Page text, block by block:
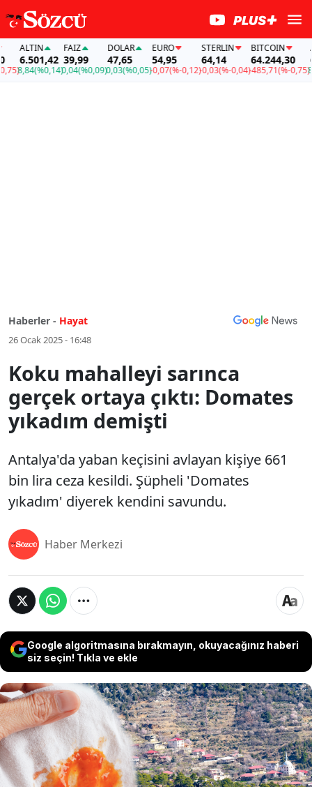
ALTIN
6.501,42
8,84(%0,14)
FAİZ
39,99
0,04(%0,09)
DOLAR
47,65
0,03(%0,05)
EURO
54,95
-0,07(%-0,12)
STERLIN
64,14
-0,03(%-0,04)
BITCOIN
64.244,30
-485,71(%-0,75)
Haberler - Hayat
26 Ocak 2025 - 16:48
Koku mahalleyi sarınca
gerçek ortaya çıktı: Domates
yıkadım demişti
Antalya'da yaban keçisini avlayan kişiye 661
bin lira ceza kesildi. Şüpheli 'Domates
yıkadım' diyerek kendini savundu.
Haber Merkezi
Google algoritmasına bırakmayın, okuyacağınız haberi
siz seçin! Tıkla ve ekle
Antalya'da yaban keçisini avlayan kişiye
661 bin lira ceza kesildi. Şüpheli
'Domates yıkadım' diyerek kendini